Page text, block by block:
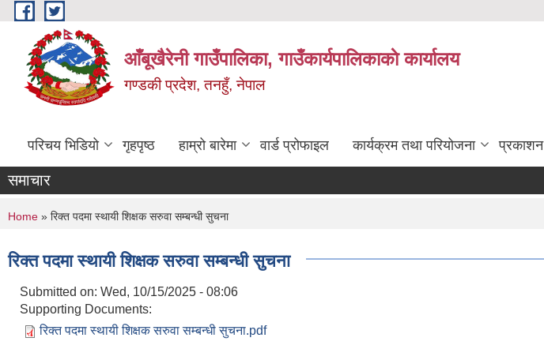
Skip to main content
आँबूखैरेनी गाउँपालिका, गाउँकार्यपालिकाकाे कार्यालय
गण्डकी प्रदेश, तनहुँ, नेपाल
परिचय भिडियो गृहपृष्ठ हाम्रो बारेमा वार्ड प्रोफाइल कार्यक्रम तथा परियोजना प्रकाशन
समाचार
You are here
Home » रिक्त पदमा स्थायी शिक्षक सरुवा सम्बन्धी सुचना
रिक्त पदमा स्थायी शिक्षक सरुवा सम्बन्धी सुचना
Submitted on: Wed, 10/15/2025 - 08:06
Supporting Documents:
रिक्त पदमा स्थायी शिक्षक सरुवा सम्बन्धी सुचना.pdf